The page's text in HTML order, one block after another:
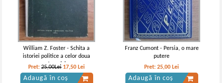
William Z. Foster - Schita a
istoriei politice a celor doua
Americi
Pret:25,00Lei 17,50 Lei
Adaugă în coș
Franz Cumont - Persia, o mare
putere
Pret:25,00 Lei
Adaugă în coș